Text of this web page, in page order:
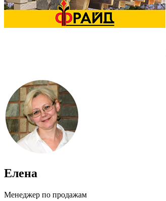
Елена
Менеджер по продажам